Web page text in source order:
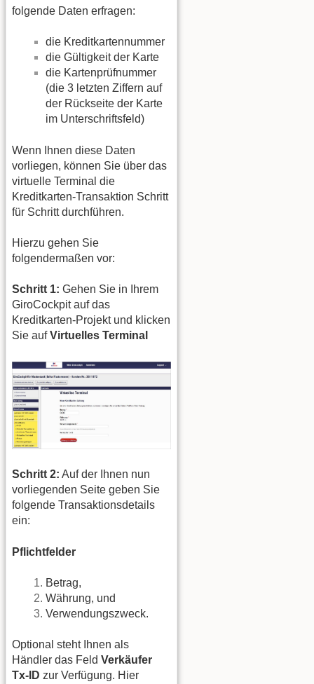
folgende Daten erfragen:
die Kreditkartennummer
die Gültigkeit der Karte
die Kartenprüfnummer
(die 3 letzten Ziffern auf
der Rückseite der Karte
im Unterschriftsfeld)
Wenn Ihnen diese Daten
vorliegen, können Sie über das
virtuelle Terminal die
Kreditkarten-Transaktion Schritt
für Schritt durchführen.
Hierzu gehen Sie
folgendermaßen vor:
Schritt 1: Gehen Sie in Ihrem
GiroCockpit auf das
Kreditkarten-Projekt und klicken
Sie aufVirtuelles Terminal
Schritt 2: Auf der Ihnen nun
vorliegenden Seite geben Sie
folgende Transaktionsdetails
ein:
Pflichtfelder
Betrag,
Währung, und
Verwendungszweck.
Optional steht Ihnen als
Händler das Feld Verkäufer
Tx-ID zur Verfügung. Hier